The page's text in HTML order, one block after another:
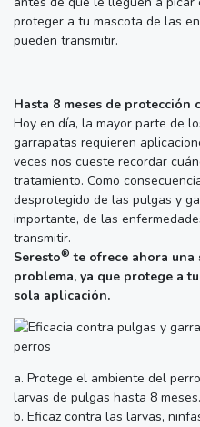
proteger a tu mascota de las
pueden transmitir.
Hasta 8 meses de protección
Hoy en día, la mayor parte de
garrapatas requieren
veces nos cueste recordar
tratamiento. Como
desprotegido de las pulgas y
importante, de las
transmitir.
Seresto® te ofrece ahora
problema, ya que protege a
sola aplicación.
a. Protege el ambiente del
larvas de pulgas hasta 8 meses.
b. Eficaz contra las larvas,